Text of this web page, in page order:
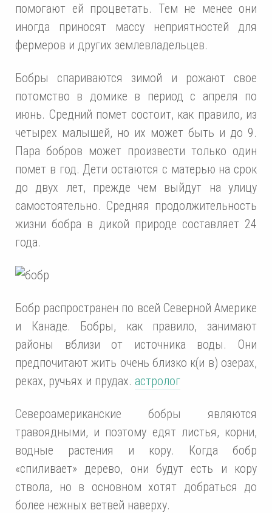
помогают ей процветать. Тем не менее они
иногда приносят массу неприятностей для
фермеров и других землевладельцев.
Бобры спариваются зимой и рожают свое
потомство в домике в период с апреля по
июнь. Средний помет состоит, как правило, из
четырех малышей, но их может быть и до 9.
Пара бобров может произвести только один
помет в год. Дети остаются с матерью на срок
до двух лет, прежде чем выйдут на улицу
самостоятельно. Средняя продолжительность
жизни бобра в дикой природе составляет 24
года.
Бобр распространен по всей Северной Америке
и Канаде. Бобры, как правило, занимают
районы вблизи от источника воды. Они
предпочитают жить очень близко к(и в) озерах,
реках, ручьях и прудах. астролог
Североамериканские бобры являются
травоядными, и поэтому едят листья, корни,
водные растения и кору. Когда бобр
«спиливает» дерево, они будут есть и кору
ствола, но в основном хотят добраться до
более нежных ветвей наверху.